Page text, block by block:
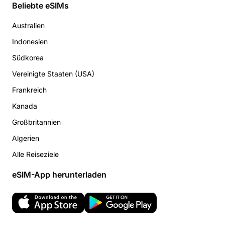
Beliebte eSIMs
Australien
Indonesien
Südkorea
Vereinigte Staaten (USA)
Frankreich
Kanada
Großbritannien
Algerien
Alle Reiseziele
eSIM-App herunterladen